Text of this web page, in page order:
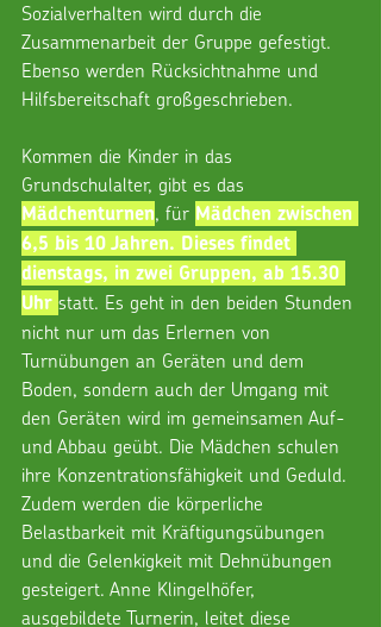
Sozialverhalten wird durch die
Zusammenarbeit der Gruppe gefestigt.
Ebenso werden Rücksichtnahme und
Hilfsbereitschaft großgeschrieben.
Kommen die Kinder in das
Grundschulalter, gibt es das
Mädchenturnen, für Mädchen zwischen
6,5 bis 10 Jahren. Dieses findet
dienstags, in zwei Gruppen, ab 15.30
Uhr statt. Es geht in den beiden Stunden
nicht nur um das Erlernen von
Turnübungen an Geräten und dem
Boden, sondern auch der Umgang mit
den Geräten wird im gemeinsamen Auf-
und Abbau geübt. Die Mädchen schulen
ihre Konzentrationsfähigkeit und Geduld.
Zudem werden die körperliche
Belastbarkeit mit Kräftigungsübungen
und die Gelenkigkeit mit Dehnübungen
gesteigert. Anne Klingelhöfer,
ausgebildete Turnerin, leitet diese